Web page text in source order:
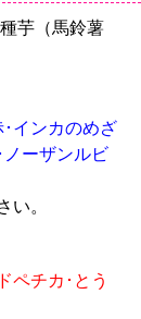
芋（馬鈴薯
インカのめざ
ーザンルビ
。
ペチカ･とう